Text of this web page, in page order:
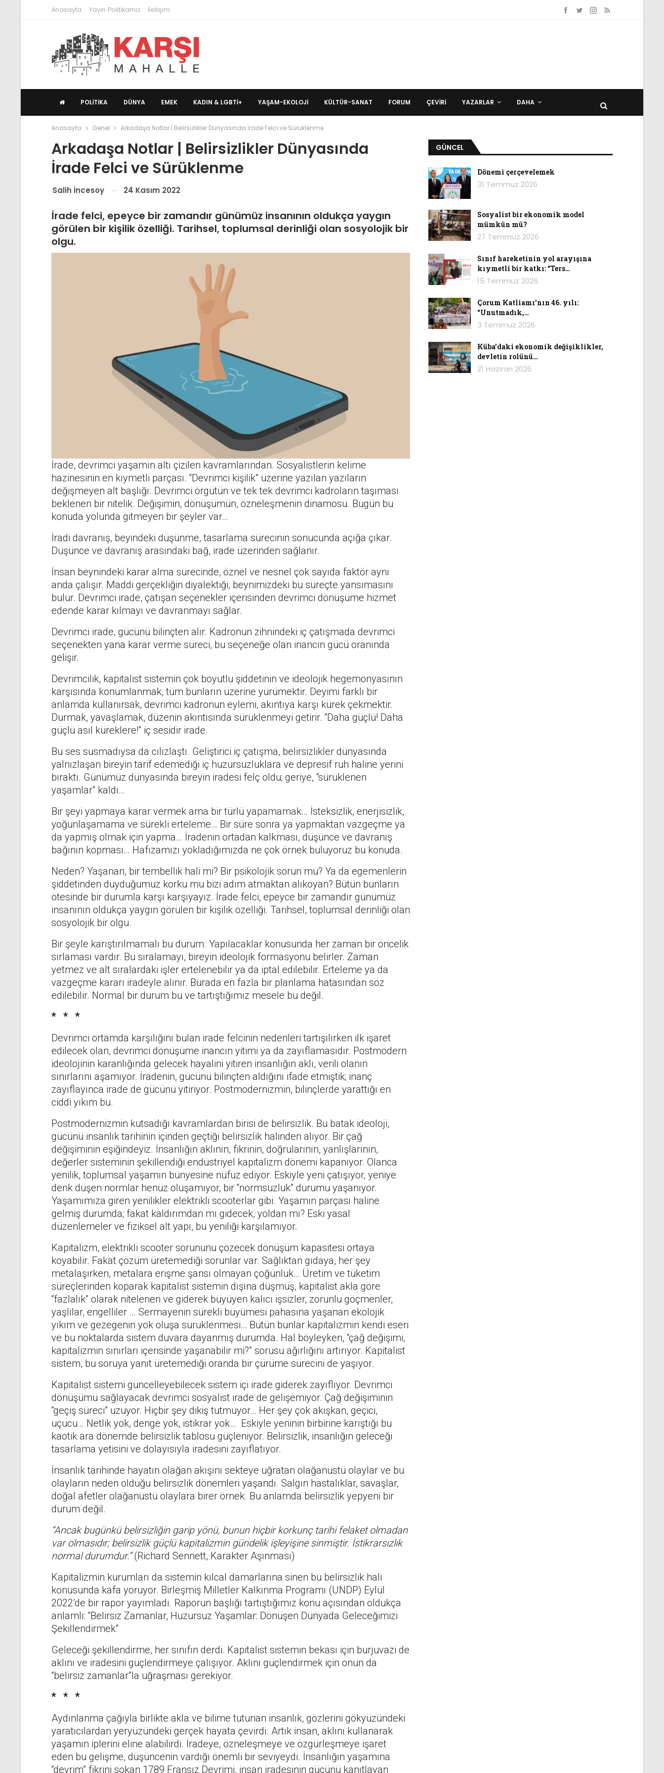
Anasayfa Yayın Politikamız İletişim
POLITIKA DÜNYA EMEK KADIN & LGBTİ+ YAŞAM-EKOLOJI KÜLTÜR-SANAT FORUM ÇEVIRI YAZARLAR DAHA
Anasayfa Genel Arkadaşa Notlar | Belirsizlikler Dünyasında İrade Felci ve Sürüklenme
Arkadaşa Notlar | Belirsizlikler Dünyasında
İrade Felci ve Sürüklenme
Salih İncesoy 24 Kasım 2022
İrade felci, epeyce bir zamandır günümüz insanının oldukça yaygın
görülen bir kişilik özelliği. Tarihsel, toplumsal derinliği olan sosyolojik bir
olgu.
İrade, devrimci yaşamın altı çizilen kavramlarından. Sosyalistlerin kelime
hazinesinin en kıymetli parçası. “Devrimci kişilik” üzerine yazılan yazıların
değişmeyen alt başlığı. Devrimci örgütün ve tek tek devrimci kadroların taşıması
beklenen bir nitelik. Değişimin, dönüşümün, özneleşmenin dinamosu. Bugün bu
konuda yolunda gitmeyen bir şeyler var…
İradi davranış, beyindeki düşünme, tasarlama sürecinin sonucunda açığa çıkar.
Düşünce ve davranış arasındaki bağ, irade üzerinden sağlanır.
İnsan beynindeki karar alma sürecinde, öznel ve nesnel çok sayıda faktör aynı
anda çalışır. Maddi gerçekliğin diyalektiği, beynimizdeki bu süreçte yansımasını
bulur. Devrimci irade, çatışan seçenekler içerisinden devrimci dönüşüme hizmet
edende karar kılmayı ve davranmayı sağlar.
Devrimci irade, gücünü bilinçten alır. Kadronun zihnindeki iç çatışmada devrimci
seçenekten yana karar verme süreci, bu seçeneğe olan inancın gücü oranında
gelişir.
Devrimcilik, kapitalist sistemin çok boyutlu şiddetinin ve ideolojik hegemonyasının
karşısında konumlanmak, tüm bunların üzerine yürümektir. Deyimi farklı bir
anlamda kullanırsak, devrimci kadronun eylemi, akıntıya karşı kürek çekmektir.
Durmak, yavaşlamak, düzenin akıntısında sürüklenmeyi getirir. “Daha güçlü! Daha
güçlü asıl küreklere!” iç sesidir irade.
Bu ses susmadıysa da cılızlaştı. Geliştirici iç çatışma, belirsizlikler dünyasında
yalnızlaşan bireyin tarif edemediği iç huzursuzluklara ve depresif ruh haline yerini
bıraktı. Günümüz dünyasında bireyin iradesi felç oldu; geriye, “sürüklenen
yaşamlar” kaldı…
Bir şeyi yapmaya karar vermek ama bir türlü yapamamak… İsteksizlik, enerjisizlik,
yoğunlaşamama ve sürekli erteleme… Bir süre sonra ya yapmaktan vazgeçme ya
da yapmış olmak için yapma… İradenin ortadan kalkması, düşünce ve davranış
bağının kopması… Hafızamızı yokladığımızda ne çok örnek buluyoruz bu konuda.
Neden? Yaşanan, bir tembellik hali mi? Bir psikolojik sorun mu? Ya da egemenlerin
şiddetinden duyduğumuz korku mu bizi adım atmaktan alıkoyan? Bütün bunların
ötesinde bir durumla karşı karşıyayız. İrade felci, epeyce bir zamandır günümüz
insanının oldukça yaygın görülen bir kişilik özelliği. Tarihsel, toplumsal derinliği olan
sosyolojik bir olgu.
Bir şeyle karıştırılmamalı bu durum. Yapılacaklar konusunda her zaman bir öncelik
sırlaması vardır. Bu sıralamayı, bireyin ideolojik formasyonu belirler. Zaman
yetmez ve alt sıralardaki işler ertelenebilir ya da iptal edilebilir. Erteleme ya da
vazgeçme kararı iradeyle alınır. Burada en fazla bir planlama hatasından söz
edilebilir. Normal bir durum bu ve tartıştığımız mesele bu değil.
* * *
Devrimci ortamda karşılığını bulan irade felcinin nedenleri tartışılırken ilk işaret
edilecek olan, devrimci dönüşüme inancın yitimi ya da zayıflamasıdır. Postmodern
ideolojinin karanlığında gelecek hayalini yitiren insanlığın aklı, verili olanın
sınırlarını aşamıyor. İradenin, gücünü bilinçten aldığını ifade etmiştik; inanç
zayıflayınca irade de gücünü yitiriyor. Postmodernizmin, bilinçlerde yarattığı en
ciddi yıkım bu.
Postmodernizmin kutsadığı kavramlardan birisi de belirsizlik. Bu batak ideoloji,
gücünü insanlık tarihinin içinden geçtiği belirsizlik halinden alıyor. Bir çağ
değişiminin eşiğindeyiz. İnsanlığın aklının, fikrinin, doğrularının, yanlışlarının,
değerler sisteminin şekillendiği endüstriyel kapitalizm dönemi kapanıyor. Olanca
yenilik, toplumsal yaşamın bünyesine nüfuz ediyor. Eskiyle yeni çatışıyor, yeniye
denk düşen normlar henüz oluşamıyor, bir “normsuzluk” durumu yaşanıyor.
Yaşamımıza giren yenilikler elektrikli scooterlar gibi. Yaşamın parçası haline
gelmiş durumda; fakat kaldırımdan mı gidecek, yoldan mı? Eski yasal
düzenlemeler ve fiziksel alt yapı, bu yeniliği karşılamıyor.
Kapitalizm, elektrikli scooter sorununu çözecek dönüşüm kapasitesi ortaya
koyabilir. Fakat çözüm üretemediği sorunlar var. Sağlıktan gıdaya, her şey
metalaşırken, metalara erişme şansı olmayan çoğunluk… Üretim ve tüketim
süreçlerinden koparak kapitalist sistemin dışına düşmüş, kapitalist akla göre
“fazlalık” olarak nitelenen ve giderek büyüyen kalıcı işsizler, zorunlu göçmenler,
yaşlılar, engelliler … Sermayenin sürekli büyümesi pahasına yaşanan ekolojik
yıkım ve gezegenin yok oluşa sürüklenmesi… Bütün bunlar kapitalizmin kendi eseri
ve bu noktalarda sistem duvara dayanmış durumda. Hal böyleyken, “çağ değişimi,
kapitalizmin sınırları içerisinde yaşanabilir mi?” sorusu ağırlığını artırıyor. Kapitalist
sistem, bu soruya yanıt üretemediği oranda bir çürüme sürecini de yaşıyor.
Kapitalist sistemi güncelleyebilecek sistem içi irade giderek zayıflıyor. Devrimci
dönüşümü sağlayacak devrimci sosyalist irade de gelişemiyor. Çağ değişiminin
“geçiş süreci” uzuyor. Hiçbir şey dikiş tutmuyor… Her şey çok akışkan, geçici,
uçucu… Netlik yok, denge yok, istikrar yok… Eskiyle yeninin birbirine karıştığı bu
kaotik ara dönemde belirsizlik tablosu güçleniyor. Belirsizlik, insanlığın geleceği
tasarlama yetisini ve dolayısıyla iradesini zayıflatıyor.
İnsanlık tarihinde hayatın olağan akışını sekteye uğratan olağanüstü olaylar ve bu
olayların neden olduğu belirsizlik dönemleri yaşandı. Salgın hastalıklar, savaşlar,
doğal afetler olağanüstü olaylara birer örnek. Bu anlamda belirsizlik yepyeni bir
durum değil.
“Ancak bugünkü belirsizliğin garip yönü, bunun hiçbir korkunç tarihi felaket olmadan
var olmasıdır; belirsizlik güçlü kapitalizmin gündelik işleyişine sinmiştir. İstikrarsızlık
normal durumdur.”(Richard Sennett, Karakter Aşınması)
Kapitalizmin kurumları da sistemin kılcal damarlarına sinen bu belirsizlik hali
konusunda kafa yoruyor. Birleşmiş Milletler Kalkınma Programı (UNDP) Eylül
2022’de bir rapor yayımladı. Raporun başlığı tartıştığımız konu açısından oldukça
anlamlı: “Belirsiz Zamanlar, Huzursuz Yaşamlar: Dönüşen Dünyada Geleceğimizi
Şekillendirmek”
Geleceği şekillendirme, her sınıfın derdi. Kapitalist sistemin bekası için burjuvazi de
aklını ve iradesini güçlendirmeye çalışıyor. Aklını güçlendirmek için onun da
“belirsiz zamanlar”la uğraşması gerekiyor.
* * *
Aydınlanma çağıyla birlikte akla ve bilime tutunan insanlık, gözlerini gökyüzündeki
yaratıcılardan yeryüzündeki gerçek hayata çevirdi. Artık insan, aklını kullanarak
yaşamın iplerini eline alabilirdi. İradeye, özneleşmeye ve özgürleşmeye işaret
eden bu gelişme, düşüncenin vardığı önemli bir seviyeydi. İnsanlığın yaşamına
“devrim” fikrini sokan 1789 Fransız Devrimi, insan iradesinin gücünü kanıtlayan
GÜNCEL
Dönemi çerçevelemek
31 Temmuz 2026
Sosyalist bir ekonomik model
mümkün mü?
27 Temmuz 2026
Sınıf hareketinin yol arayışına
kıymetli bir katkı: “Ters…
15 Temmuz 2026
Çorum Katliamı’nın 46. yılı:
“Unutmadık,…
3 Temmuz 2026
Küba’daki ekonomik değişiklikler,
devletin rolünü…
21 Haziran 2026